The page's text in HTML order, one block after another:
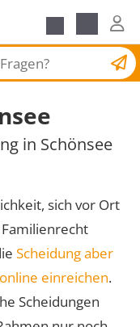
in Schönsee
sich vor Ort
Scheidung aber
einreichen.
Scheidungen